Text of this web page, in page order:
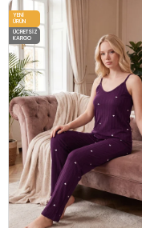
YENI
ÜRÜN
ÜCRETSIZ
KARGO